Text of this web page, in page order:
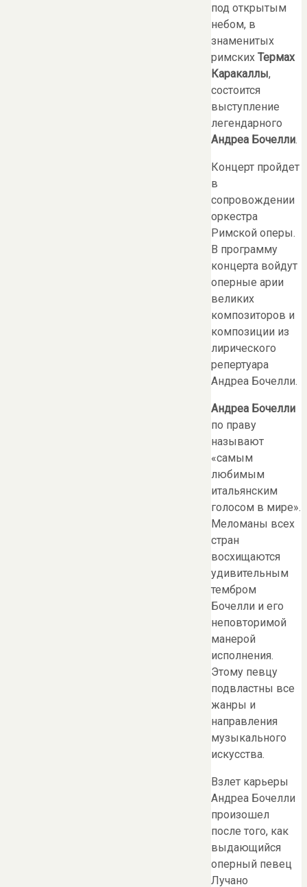
под открытым
небом, в
знаменитых
римских Термах
Каракаллы,
состоится
выступление
легендарного
Андреа Бочелли.
Концерт пройдет
в
сопровождении
оркестра
Римской оперы.
В программу
концерта войдут
оперные арии
великих
композиторов и
композиции из
лирического
репертуара
Андреа Бочелли.
Андреа Бочелли
по праву
называют
«самым
любимым
итальянским
голосом в мире».
Меломаны всех
стран
восхищаются
удивительным
тембром
Бочелли и его
неповторимой
манерой
исполнения.
Этому певцу
подвластны все
жанры и
направления
музыкального
искусства.
Взлет карьеры
Андреа Бочелли
произошел
после того, как
выдающийся
оперный певец
Лучано